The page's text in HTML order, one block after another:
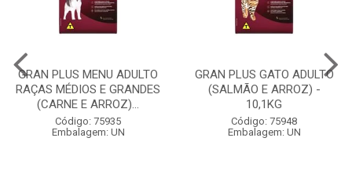
GRAN PLUS MENU ADULTO
RAÇAS MÉDIOS E GRANDES
(CARNE E ARROZ)...
Código: 75935
Embalagem: UN
GRAN PLUS GATO ADULTO
(SALMÃO E ARROZ) -
10,1KG
Código: 75948
Embalagem: UN